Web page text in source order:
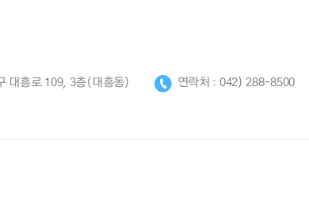
대흥로 109, 3층(대흥동) 연락처 : 042) 288-8500